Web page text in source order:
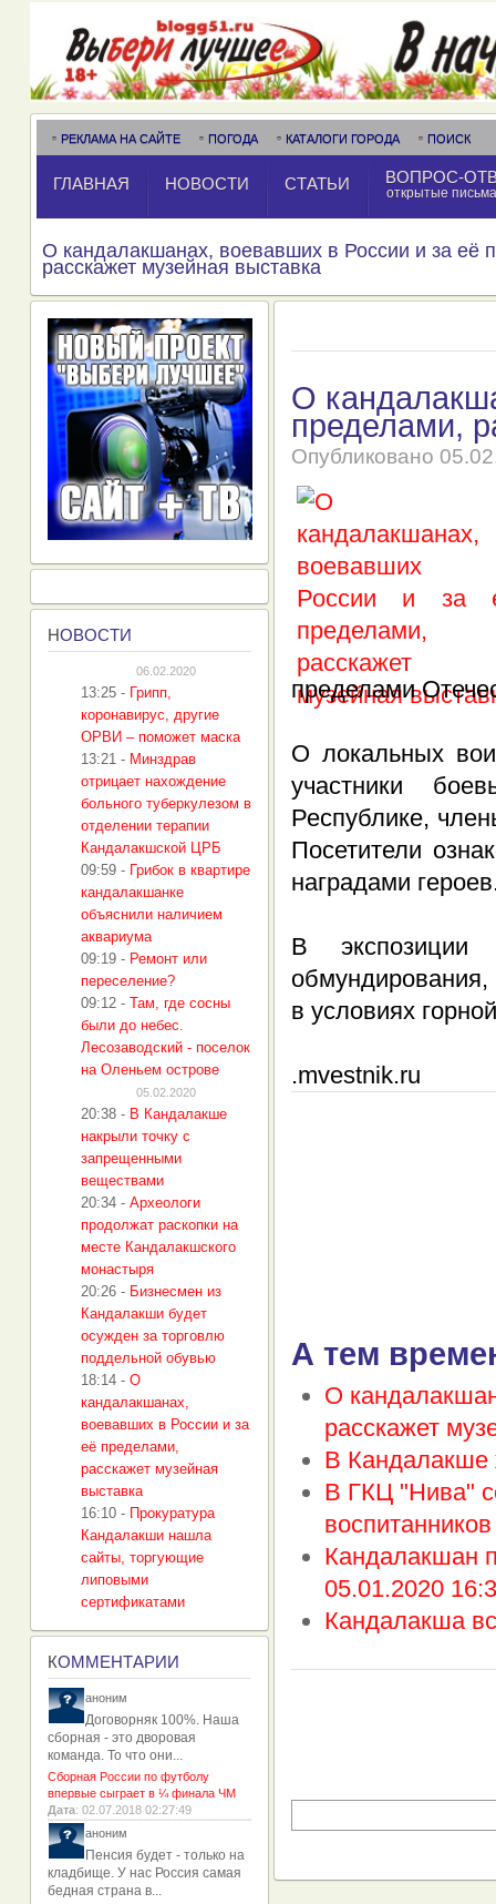
РЕКЛАМА НА САЙТЕ ПОГОДА КАТАЛОГИ ГОРОДА ПОИСК
ГЛАВНАЯ НОВОСТИ СТАТЬИ ВОПРОС-
открытые письма
О кандалакшанах, воевавших в России и за её
расскажет музейная выставка
О
пределами,
Опубликовано
пределами
О локальных
участники
Республике,
Посетители
наградами
В
в условиях
.mvestnik.ru
А тем
О
расскажет
В Кандалакше
В ГКЦ "Нива"
Кандалакшан
05.01.2020
Кандалакша
НОВОСТИ
06.02.2020
13:25 - Грипп,
коронавирус, другие
ОРВИ – поможет маска
13:21 - Минздрав
отрицает нахождение
больного туберкулезом в
отделении терапии
Кандалакшской ЦРБ
09:59 - Грибок в квартире
кандалакшанке
объяснили наличием
аквариума
09:19 - Ремонт или
переселение?
09:12 - Там, где сосны
были до небес.
Лесозаводский - поселок
на Оленьем острове
05.02.2020
20:38 - В Кандалакше
накрыли точку с
запрещенными
веществами
20:34 - Археологи
продолжат раскопки на
месте Кандалакшского
монастыря
20:26 - Бизнесмен из
Кандалакши будет
осужден за торговлю
поддельной обувью
18:14 - О
кандалакшанах,
воевавших в России и за
её пределами,
расскажет музейная
выставка
16:10 - Прокуратура
Кандалакши нашла
сайты, торгующие
липовыми
сертификатами
КОММЕНТАРИИ
аноним
Договорняк 100%. Наша
сборная - это дворовая
команда. То что они...
Сборная России по футболу
впервые сыграет в ¼ финала ЧМ
Дата: 02.07.2018 02:27:49
аноним
Пенсия будет - только на
кладбище. У нас Россия самая
бедная страна в...